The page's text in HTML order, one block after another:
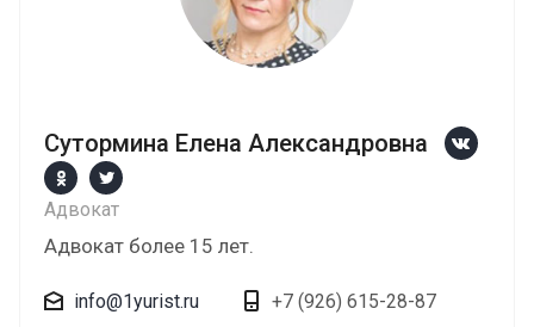
Сутормина Елена Александровна
Адвокат
Адвокат более 15 лет.
info@1yurist.ru +7 (926) 615-28-87